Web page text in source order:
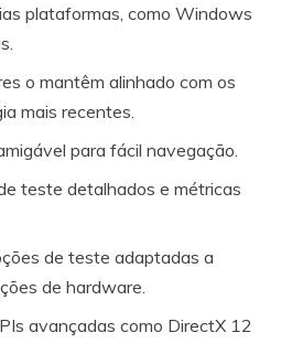
plataformas, como Windows
o mantêm alinhado com os
mais recentes.
para fácil navegação.
teste detalhados e métricas
de teste adaptadas a
de hardware.
avançadas como DirectX 12